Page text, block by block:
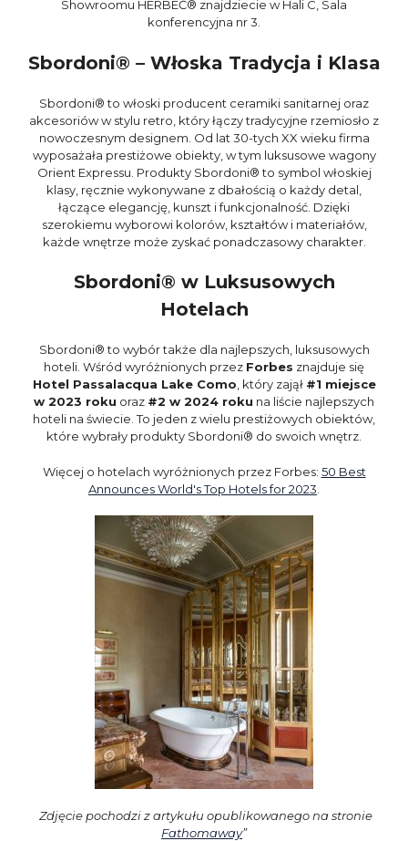
Showroomu HERBEĆ® znajdziecie w Hali C, Sala
konferencyjna nr 3.
Sbordoni® – Włoska Tradycja i Klasa
Sbordoni® to włoski producent ceramiki sanitarnej oraz
akcesoriów w stylu retro, który łączy tradycyjne rzemiosło z
nowoczesnym designem. Od lat 30-tych XX wieku firma
wyposażała prestiżowe obiekty, w tym luksusowe wagony
Orient Expressu. Produkty Sbordoni® to symbol włoskiej
klasy, ręcznie wykonywane z dbałością o każdy detal,
łączące elegancję, kunszt i funkcjonalność. Dzięki
szerokiemu wyborowi kolorów, kształtów i materiałów,
każde wnętrze może zyskać ponadczasowy charakter.
Sbordoni® w Luksusowych
Hotelach
Sbordoni® to wybór także dla najlepszych, luksusowych
hoteli. Wśród wyróżnionych przez Forbes znajduje się
Hotel Passalacqua Lake Como , który zajął #1 miejsce
w 2023 roku oraz #2 w 2024 roku na liście najlepszych
hoteli na świecie. To jeden z wielu prestiżowych obiektów,
które wybrały produkty Sbordoni® do swoich wnętrz.
Więcej o hotelach wyróżnionych przez Forbes: 50 Best
Announces World's Top Hotels for 2023
Zdjęcie pochodzi z artykułu opublikowanego na stronie
Fathomaway”